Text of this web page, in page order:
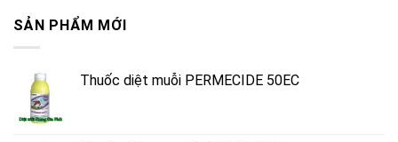
SẢN PHẨM MỚI
Thuốc diệt muỗi PERMECIDE 50EC